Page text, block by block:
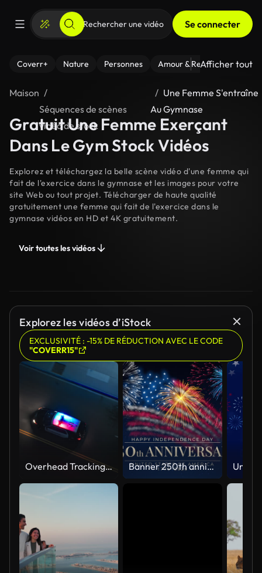
Se connecter
Coverr+ Nature Personnes Amour & Relations Le
Afficher tout
Maison
Séquences de scènes
vidéo de stock
Une Femme S'entraîne
Au Gymnase
Gratuit Une Femme Exerçant
Dans Le Gym Stock Vidéos
Explorez et téléchargez la belle scène vidéo d'une femme qui
fait de l'exercice dans le gymnase et les images pour votre
site Web ou tout projet. Télécharger de haute qualité
gratuitement une femme qui fait de l'exercice dans le
gymnase vidéos en HD et 4K gratuitement.
Voir toutes les vidéos
Explorez les vidéos d’iStock
EXCLUSIVITÉ : -15% DE RÉDUCTION AVEC LE CODE
"COVERR15"
Overhead Tracking Drone Shot of a Police Car Driving on a City Street with Lights On at Night Banner 250th anniversary of the USA. 250 years of independence. 4th of july 2026 usa independence day, video greeting card. US flag fireworks on blue sky background. Fourth of july. 4k seamless loop